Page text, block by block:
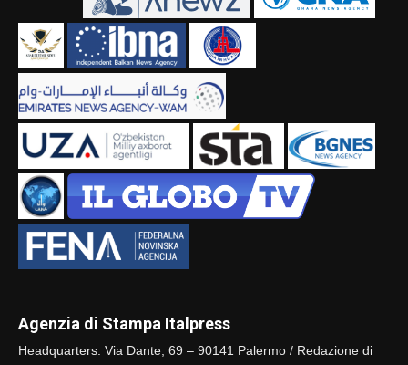
Agenzia di Stampa Italpress
Headquarters: Via Dante, 69 – 90141 Palermo / Redazione di